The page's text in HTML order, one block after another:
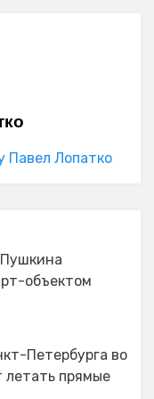
Павел Лопатко
объектом
Петербурга во
летать прямые